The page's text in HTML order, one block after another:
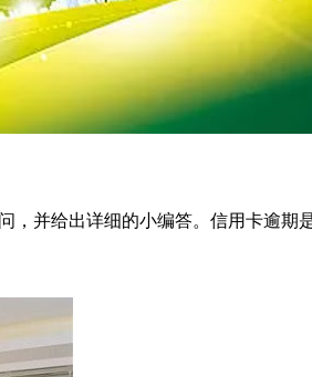
，并给出详细的小编答。信用卡逾